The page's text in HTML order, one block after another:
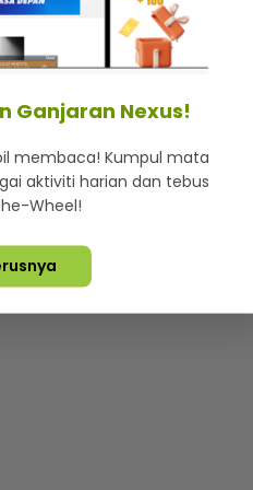
hot, viral dan sensasi
Group Berhad [197101000523
Ganjaran Nexus!
membaca! Kumpul mata
aktiviti harian dan tebus
Wheel!